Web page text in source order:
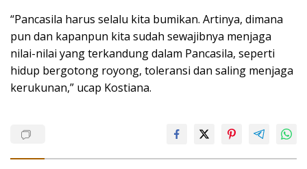
“Pancasila harus selalu kita bumikan. Artinya, dimana
pun dan kapanpun kita sudah sewajibnya menjaga
nilai-nilai yang terkandung dalam Pancasila, seperti
hidup bergotong royong, toleransi dan saling menjaga
kerukunan,” ucap Kostiana.